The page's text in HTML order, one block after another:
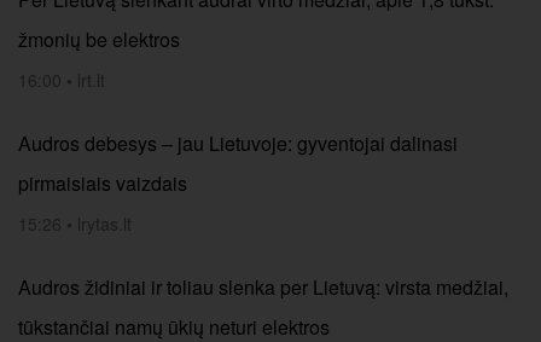
žmonių be elektros
16:00 • lrt.lt
Audros debesys – jau Lietuvoje: gyventojai dalinasi
pirmaisiais vaizdais
15:26 • lrytas.lt
Audros židiniai ir toliau slenka per Lietuvą: virsta medžiai,
tūkstančiai namų ūkių neturi elektros